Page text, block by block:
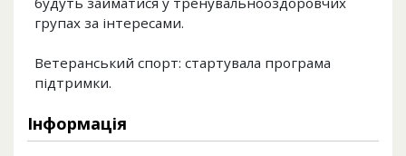
групах за інтересами.
Ветеранський спорт: стартувала програма
підтримки.
Інформація